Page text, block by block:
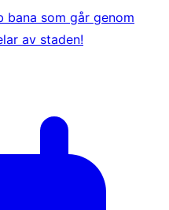
bana som går genom
av staden!